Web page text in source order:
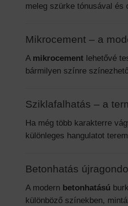
meleg szürke tónusával és
Mikrocement – a
A mikrocement lehetővé
bármilyen színre
Sziklafalhatás – a
Ha még több karakterre
különleges hangulatot
Betonhatás
A modern betonhatású
különböző színekben,